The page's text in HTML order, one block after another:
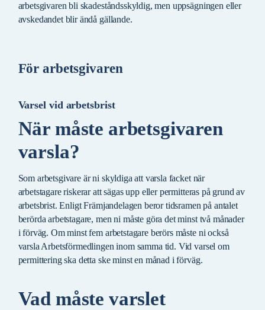
arbetsgivaren bli skadeståndsskyldig, men uppsägningen eller
avskedandet blir ändå gällande.
För arbetsgivaren
Varsel vid arbetsbrist
När måste arbetsgivaren
varsla?
Som arbetsgivare är ni skyldiga att varsla facket när
arbetstagare riskerar att sägas upp eller permitteras på grund av
arbetsbrist. Enligt Främjandelagen beror tidsramen på antalet
berörda arbetstagare, men ni måste göra det minst två månader
i förväg. Om minst fem arbetstagare berörs måste ni också
varsla Arbetsförmedlingen inom samma tid. Vid varsel om
permittering ska detta ske minst en månad i förväg.
Vad måste varslet